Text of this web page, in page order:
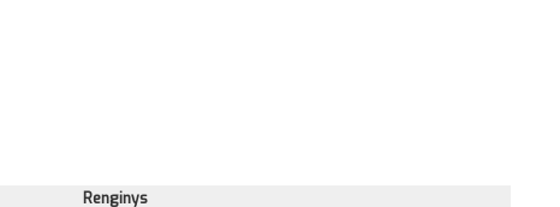
Renginys